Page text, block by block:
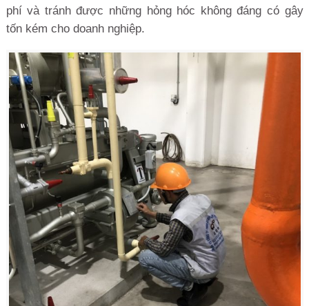
phí và tránh được những hỏng hóc không đáng có gây
tốn kém cho doanh nghiệp.